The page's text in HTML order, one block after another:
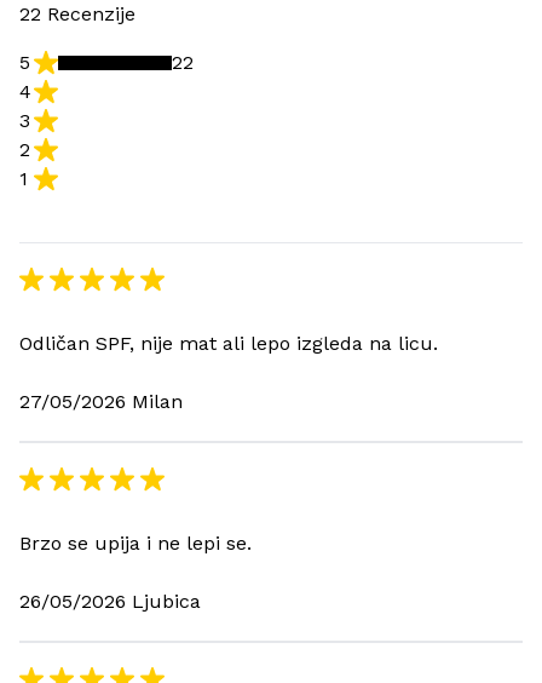
22 Recenzije
1
2
3
4
5 22
Odličan SPF, nije mat ali lepo izgleda na licu.
27/05/2026 Milan
Brzo se upija i ne lepi se.
26/05/2026 Ljubica